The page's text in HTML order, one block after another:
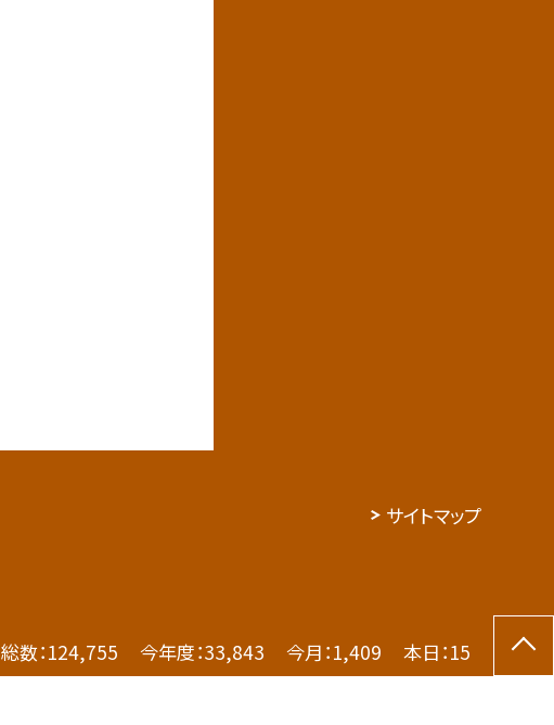
サイトマップ
総数：124,755 今年度：33,843 今月：1,409 本日：15